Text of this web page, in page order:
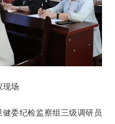
现场
委纪检监察组三级调研员